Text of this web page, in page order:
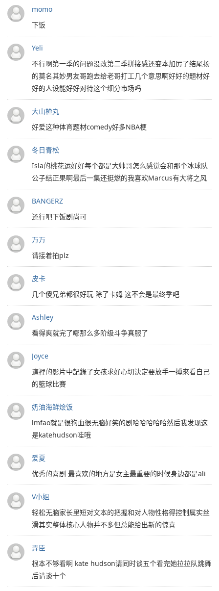
momo
下饭
Yeli
不行啊第一季的问题没改第二季拼接感还变本加厉了结尾扬
的莫名其妙男友哥跑去给老哥打工几个意思啊好好的题材好
好的人设能好好对待这个细分市场吗
大山楂丸
好爱这种体育题材comedy好多NBA梗
冬日青松
Isla的桃花运好好每个都是大帅哥怎么感觉会和那个冰球队
公子结正果啊最后一集还挺燃的我喜欢Marcus有大将之风
BANGERZ
还行吧下饭剧尚可
万万
请接着拍plz
皮卡
几个傻兄弟都很好玩 除了卡姆 这不会是最终季吧
Ashley
看得爽就完了哪那么多阶级斗争真服了
Joyce
這裡的影片中記錄了女孩求好心切決定要放手一搏來看自己
的籃球比賽
奶油海鲜烩饭
lmfao就是很狗血很无脑好笑的剧哈哈哈哈哈然后我发现这
是katehudson哇哦
爱夏
优秀的喜剧 最喜欢的地方是女主最重要的时候身边都是ali
V小姐
轻松无脑家长里短对文本的把握和对人物性格得控制属实丝
滑其实整体核心人物并不多但总能给出新的惊喜
弄臣
根本不够看啊 kate hudson请同时谈五个看完她拉拉队跳舞
后请谈十个